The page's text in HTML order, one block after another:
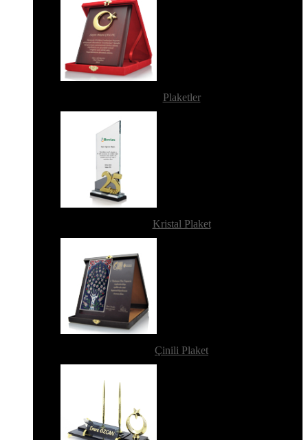
Plaketler
Kristal Plaket
Çinili Plaket